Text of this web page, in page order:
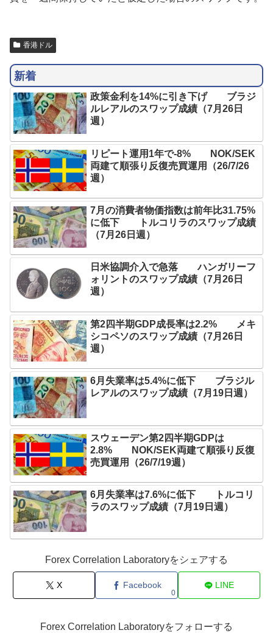
香港ドル
新着
政策金利を14%に引き下げ ブラジ
ルレアルのスワップ成績（7月26日
週）
リピート運用1年で-8% NOK/SEK
両建て順張り反復売買運用（26/7/26
週）
7月の消費者物価指数は前年比31.75%
に低下 トルコリラのスワップ成績
（7月26日週）
日米協調介入で急落 ハンガリーフ
ォリントのスワップ成績（7月26日
週）
第2四半期GDP成長率は2.2% メキ
シコペソのスワップ成績（7月26日
週）
6月失業率は5.4%に低下 ブラジル
レアルのスワップ成績（7月19日週）
スウェーデン第2四半期GDPは
2.8% NOK/SEK両建て順張り反復
売買運用（26/7/19週）
6月失業率は7.6%に低下 トルコリ
ラのスワップ成績（7月19日週）
Forex Correlation Laboratoryをシェアする
X Facebook
0
LINE
Forex Correlation Laboratoryをフォローする